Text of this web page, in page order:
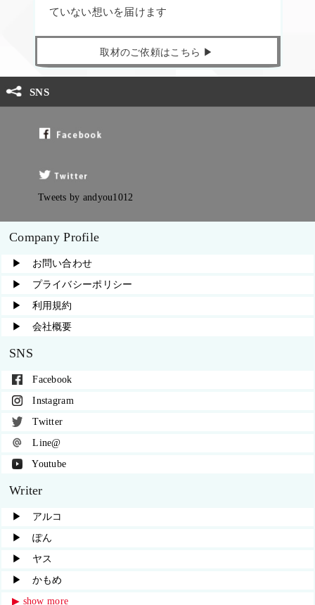
ていない想いを届けます
取材のご依頼はこちら ▶︎
SNS
Tweets by andyou1012
Company Profile
▶︎ お問い合わせ
▶︎ プライバシーポリシー
▶︎ 利用規約
▶︎ 会社概要
SNS
Facebook
Instagram
Twitter
Line@
Youtube
Writer
▶︎ アルコ
▶︎ ぽん
▶︎ ヤス
▶︎ かもめ
▶︎ show more